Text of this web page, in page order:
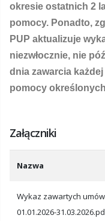
okresie ostatnich 2
pomocy. Ponadto,
PUP aktualizuje
niezwłocznie, nie
dnia zawarcia
pomocy
Załączniki
Nazwa
Wykaz zawartych umów
01.01.2026-